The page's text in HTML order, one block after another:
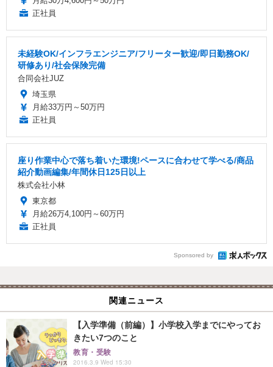
正社員
未経験OK/インフラエンジニア/フリーター歓迎/即日勤務OK/
研修あり/社会保険完備
合同会社JUZ
埼玉県
月給33万円～50万円
正社員
座り作業中心で落ち着いた環境!ペースに合わせて学べる/商品
紹介動画編集/年間休日125日以上
株式会社小林
東京都
月給26万4,100円～60万円
正社員
Sponsored by
関連ニュース
【入学準備（前編）】小学校入学までにやってお
きたい7つのこと
教育・受験
2016.3.9 Wed 15:30